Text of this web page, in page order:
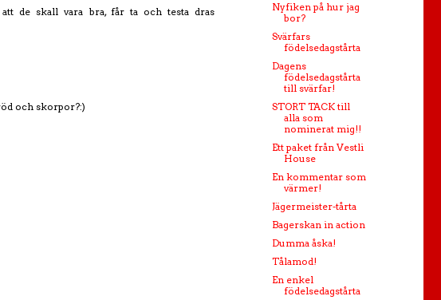
de skall vara bra, får ta och testa dras
och skorpor?:)
Nyfiken på hur jag
bor?
Svärfars
födelsedagstårta
Dagens
födelsedagstårta
till svärfar!
STORT TACK till
alla som
nominerat mig!!
Ett paket från Vestli
House
En kommentar som
värmer!
Jägermeister-tårta
Bagerskan in action
Dumma åska!
Tålamod!
En enkel
födelsedagstårta